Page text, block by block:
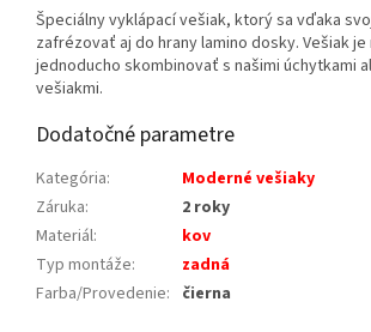
Špeciálny vyklápací vešiak, ktorý sa vďaka
zafrézovať aj do hrany lamino dosky. Vešiak je
jednoducho skombinovať s našimi úchytkami
vešiakmi.
Dodatočné parametre
Kategória:
Moderné vešiaky
Záruka:
2 roky
Materiál:
kov
Typ montáže:
zadná
Farba/Provedenie: čierna